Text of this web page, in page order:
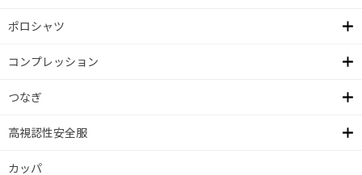
ポロシャツ
コンプレッション
つなぎ
高視認性安全服
カッパ